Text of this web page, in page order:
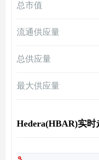
总市值
流通供应量
总供应量
最大供应量
Hedera(HBAR)实时